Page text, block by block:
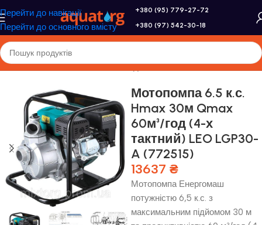
Перейти до навігації
Перейти до основного вмісту
+380 (95) 779-27-72
+380 (97) 542-30-18
Головна/Насоси та насосне обладнання/Мотопомпі
Мотопомпа 6.5 к.с.
Hmax 30м Qmax
60м³/год (4-х
тактний) LEO LGP30-
A (772515)
13637 ₴
Мотопомпа Енергомаш
потужністю 6,5 к.с. з
максимальним підйомом 30 м